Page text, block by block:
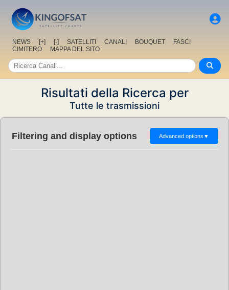
NEWS [+] [-] SATELLITI CANALI BOUQUET
FASCI
CIMITERO
MAPPA DEL SITO
Risultati della Ricerca per
Tutte le trasmissioni
Filtering and display options Advanced options ▼